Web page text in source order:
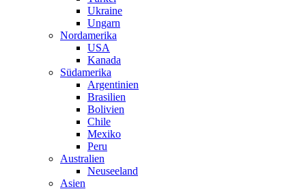
Ukraine
Ungarn
Nordamerika
USA
Kanada
Südamerika
Argentinien
Brasilien
Bolivien
Chile
Mexiko
Peru
Australien
Neuseeland
Asien